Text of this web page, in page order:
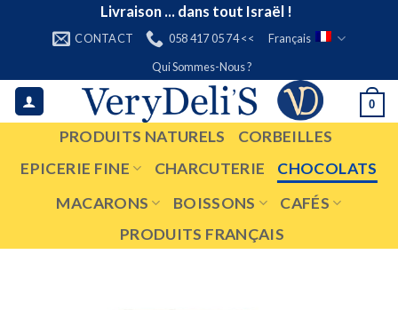
Livraison ... dans tout Israël !
CONTACT 058 417 05 74 <<
Français
Qui Sommes-Nous ?
0
PRODUITS NATURELS
CORBEILLES
EPICERIE FINE
CHARCUTERIE
CHOCOLATS
MACARONS
BOISSONS
CAFÉS
PRODUITS FRANÇAIS